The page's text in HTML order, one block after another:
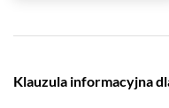
Klauzula informacyjna